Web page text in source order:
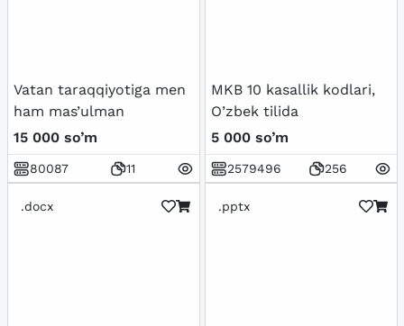
Vatan taraqqiyotiga men
ham mas’ulman
15 000 so’m
80087 11
MKB 10 kasallik kodlari,
O’zbek tilida
5 000 so’m
2579496 256
.docx .pptx